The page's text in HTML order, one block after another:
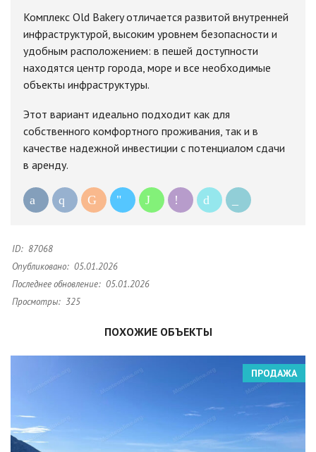
Комплекс Old Bakery отличается развитой внутренней
инфраструктурой, высоким уровнем безопасности и
удобным расположением: в пешей доступности
находятся центр города, море и все необходимые
объекты инфраструктуры.
Этот вариант идеально подходит как для
собственного комфортного проживания, так и в
качестве надежной инвестиции с потенциалом сдачи
в аренду.
ID: 87068
Опубликовано: 05.01.2026
Последнее обновление: 05.01.2026
Просмотры: 325
ПОХОЖИЕ ОБЪЕКТЫ
ПРОДАЖА